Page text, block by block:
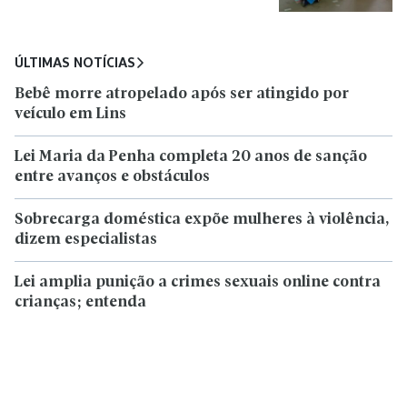
ÚLTIMAS NOTÍCIAS
Bebê morre atropelado após ser atingido por
veículo em Lins
Lei Maria da Penha completa 20 anos de sanção
entre avanços e obstáculos
Sobrecarga doméstica expõe mulheres à violência,
dizem especialistas
Lei amplia punição a crimes sexuais online contra
crianças; entenda